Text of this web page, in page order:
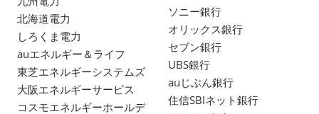
北海道電力
しろくま電力
auエネルギー＆ライフ
東芝エネルギーシステムズ
大阪エネルギーサービス
コスモエネルギーホールデ
ソニー銀行
オリックス銀行
セブン銀行
UBS銀行
auじぶん銀行
住信SBIネット銀行